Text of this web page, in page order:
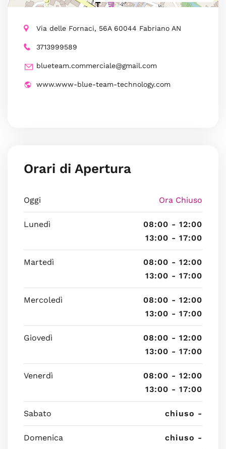
Via delle Fornaci, 56A 60044 Fabriano AN
3713999589
blueteam.commerciale@gmail.com
www.www-blue-team-technology.com
Orari di Apertura
Oggi Ora Chiuso
Lunedì
08:00 - 12:00
13:00 - 17:00
Martedì
08:00 - 12:00
13:00 - 17:00
Mercoledì
08:00 - 12:00
13:00 - 17:00
Giovedì
08:00 - 12:00
13:00 - 17:00
Venerdì
08:00 - 12:00
13:00 - 17:00
Sabato chiuso -
Domenica chiuso -